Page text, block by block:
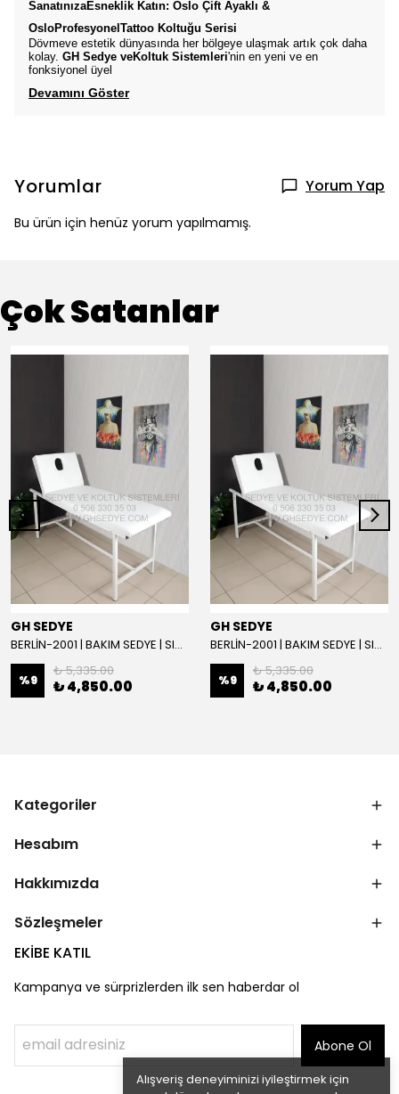
Alışveriş deneyiminizi iyileştirmek için
SanatınızaEsneklik Katın: Oslo Çift Ayaklı &
OsloProfesyonel Tattoo Koltuğu Serisi
Dövmeve estetik dünyasında her bölgeye ulaşmak artık çok daha
kolay. GH Sedye veKoltuk Sistemleri'nin en yeni ve en
fonksiyonel üyel
Devamını Göster
Yorumlar Yorum Yap
Bu ürün için henüz yorum yapılmamış.
Çok Satanlar
GH SEDYE
BERLİN-2001 | BAKIM SEDYE | SIRT AYARLI | BEYAZ
%9
₺ 5,335.00
₺ 4,850.00
GH SEDYE
BERLİN-2001 | BAKIM SEDYE | SIRT AYARLI
%9
₺ 5,335.00
₺ 4,850.00
Kategoriler
Hesabım
Hakkımızda
Sözleşmeler
EKİBE KATIL
Kampanya ve sürprizlerden ilk sen haberdar ol
Abone Ol